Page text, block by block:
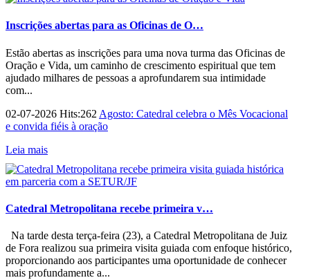
Inscrições abertas para as Oficinas de O…
Estão abertas as inscrições para uma nova turma das Oficinas de
Oração e Vida, um caminho de crescimento espiritual que tem
ajudado milhares de pessoas a aprofundarem sua intimidade
com...
02-07-2026 Hits:262 Agosto: Catedral celebra o Mês Vocacional
e convida fiéis à oração
Leia mais
Catedral Metropolitana recebe primeira v…
Na tarde desta terça-feira (23), a Catedral Metropolitana de Juiz
de Fora realizou sua primeira visita guiada com enfoque histórico,
proporcionando aos participantes uma oportunidade de conhecer
mais profundamente a...